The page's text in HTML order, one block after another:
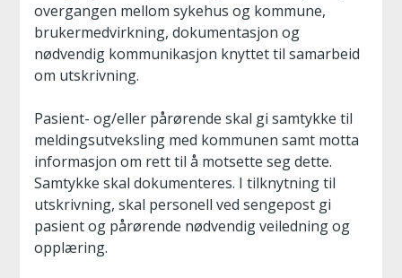
overgangen mellom sykehus og kommune,
brukermedvirkning, dokumentasjon og
nødvendig kommunikasjon knyttet til samarbeid
om utskrivning.
Pasient- og/eller pårørende skal gi samtykke til
meldingsutveksling med kommunen samt motta
informasjon om rett til å motsette seg dette.
Samtykke skal dokumenteres. I tilknytning til
utskrivning, skal personell ved sengepost gi
pasient og pårørende nødvendig veiledning og
opplæring.